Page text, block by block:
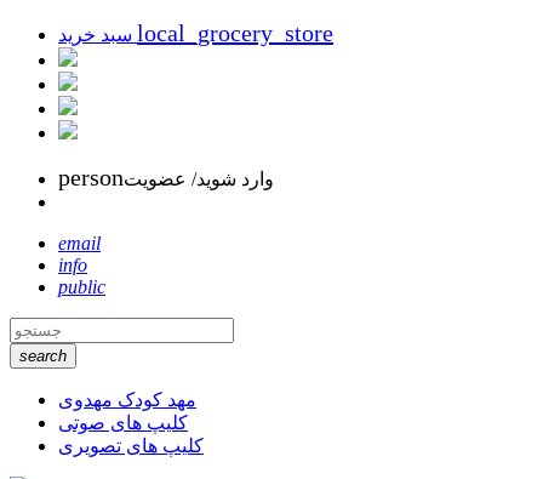
local_grocery_store
personوارد شوید/ عضویت
email
info
public
search
مهد کودک مهدوی
کلیپ های صوتی
کلیپ های تصویری